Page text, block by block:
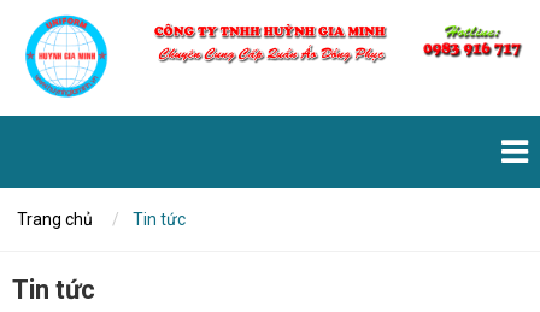
Trang chủ Tin tức
Tin tức